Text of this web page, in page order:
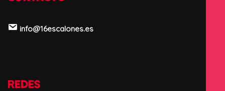
info@16escalones.es
REDES